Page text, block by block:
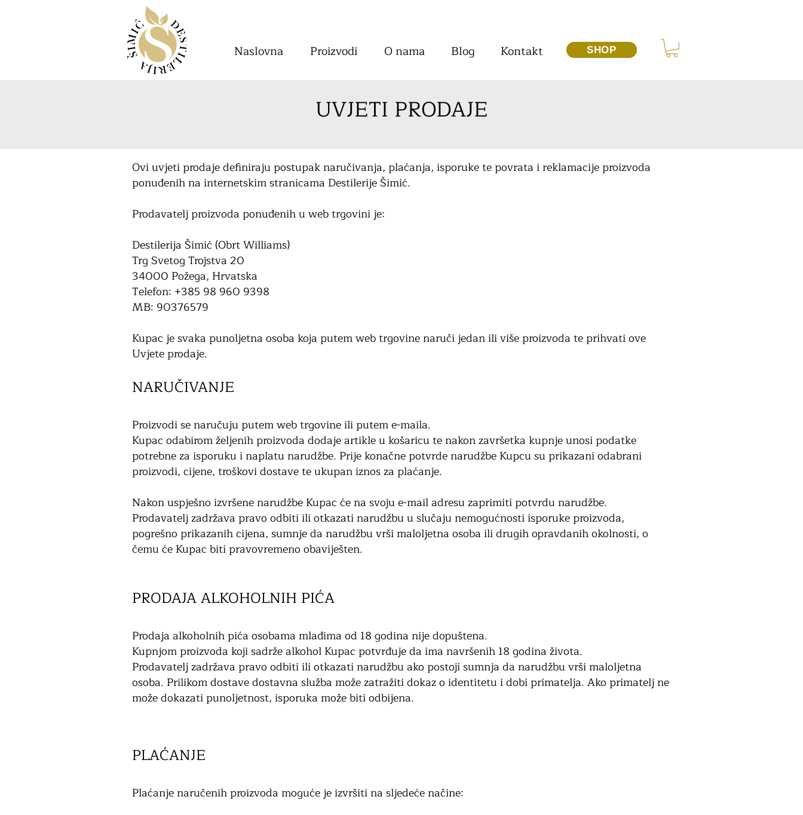
Naslovna Proizvodi O nama Blog Kontakt SHOP
UVJETI PRODAJE
Ovi uvjeti prodaje definiraju postupak naručivanja, plaćanja, isporuke te povrata i reklamacije proizvoda
ponuđenih na internetskim stranicama Destilerije Šimić.
Prodavatelj proizvoda ponuđenih u web trgovini je:
Destilerija Šimić (Obrt Williams)
Trg Svetog Trojstva 20
34000 Požega, Hrvatska
Telefon: +385 98 960 9398
MB: 90376579
Kupac je svaka punoljetna osoba koja putem web trgovine naruči jedan ili više proizvoda te prihvati ove
Uvjete prodaje.
NARUČIVANJE
Proizvodi se naručuju putem web trgovine ili putem e-maila.
Kupac odabirom željenih proizvoda dodaje artikle u košaricu te nakon završetka kupnje unosi podatke
potrebne za isporuku i naplatu narudžbe. Prije konačne potvrde narudžbe Kupcu su prikazani odabrani
proizvodi, cijene, troškovi dostave te ukupan iznos za plaćanje.
Nakon uspješno izvršene narudžbe Kupac će na svoju e-mail adresu zaprimiti potvrdu narudžbe.
Prodavatelj zadržava pravo odbiti ili otkazati narudžbu u slučaju nemogućnosti isporuke proizvoda,
pogrešno prikazanih cijena, sumnje da narudžbu vrši maloljetna osoba ili drugih opravdanih okolnosti, o
čemu će Kupac biti pravovremeno obaviješten.
PRODAJA ALKOHOLNIH PIĆA
Prodaja alkoholnih pića osobama mlađima od 18 godina nije dopuštena.
Kupnjom proizvoda koji sadrže alkohol Kupac potvrđuje da ima navršenih 18 godina života.
Prodavatelj zadržava pravo odbiti ili otkazati narudžbu ako postoji sumnja da narudžbu vrši maloljetna
osoba. Prilikom dostave dostavna služba može zatražiti dokaz o identitetu i dobi primatelja. Ako primatelj ne
može dokazati punoljetnost, isporuka može biti odbijena.
PLAĆANJE
Plaćanje naručenih proizvoda moguće je izvršiti na sljedeće načine: